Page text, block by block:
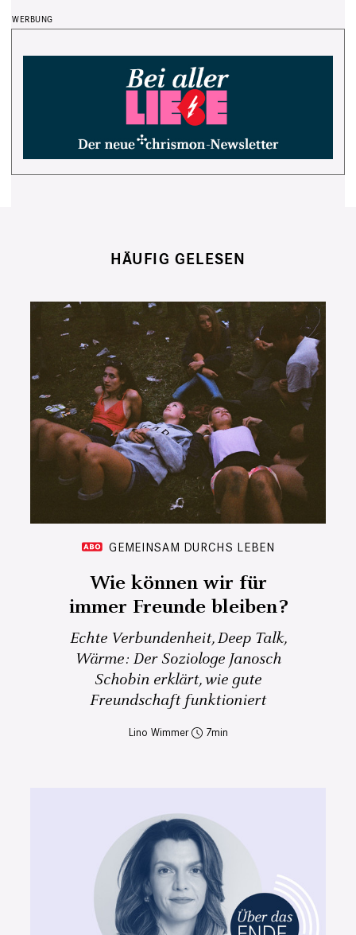
HÄUFIG GELESEN
GEMEINSAM DURCHS LEBEN
Wie können wir für
immer Freunde bleiben?
Echte Verbundenheit, Deep Talk,
Wärme: Der Soziologe Janosch
Schobin erklärt, wie gute
Freundschaft funktioniert
Lino Wimmer 7